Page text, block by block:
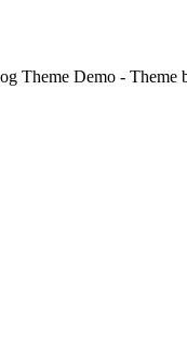
Theme Demo - Theme